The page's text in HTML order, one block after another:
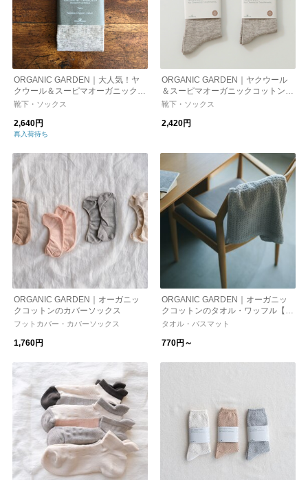
ORGANIC GARDEN｜大人気！ヤ
クウール＆スーピマオーガニックコ
ットン シンプルハイソックス kuras
靴下・ソックス
2,640円
再入荷待ち
ORGANIC GARDEN｜ヤクウール
＆スーピマオーガニックコットン
ゴムなしソックス kurashisha
靴下・ソックス
2,420円
ORGANIC GARDEN｜オーガニッ
クコットンのカバーソックス
フットカバー・カバーソックス
1,760円
ORGANIC GARDEN｜オーガニッ
クコットンのタオル・ワッフル【ギ
フト】
タオル・バスマット
770円～